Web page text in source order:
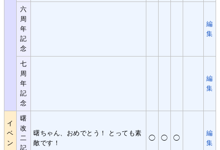
六
周
年
記
念
編
集
七
周
年
記
念
編
集
イ
ベ
ン
曙
改
二
記
曙ちゃん、おめでとう！ とっても素
敵です！
◯ ◯ ◯
編
集